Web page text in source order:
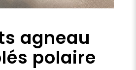
agneau
polaire